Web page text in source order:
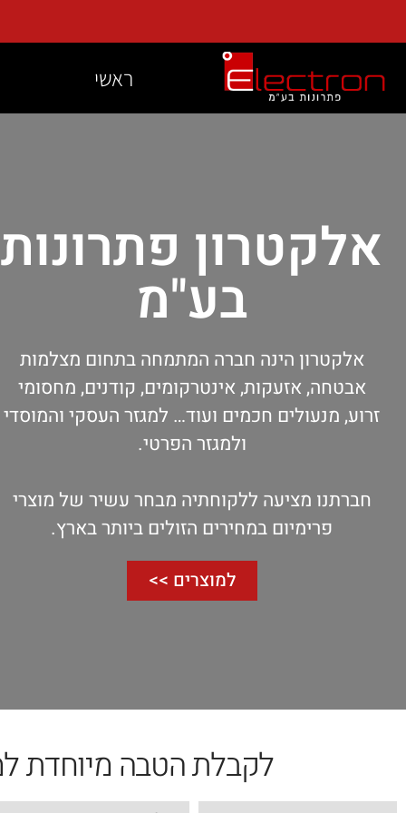
ראשי
אלקטרון פתרונות
בע"מ
אלקטרון הינה חברה המתמחה בתחום מצלמות
אבטחה, אזעקות, אינטרקומים, קודנים, מחסומי
זרוע, מנעולים חכמים ועוד… למגזר העסקי והמוסדי
ולמגזר הפרטי.
חברתנו מציעה ללקוחתיה מבחר עשיר של מוצרי
פרימיום במחירים הזולים ביותר בארץ.
למוצרים >>
לקבלת הטבה מיוחדת